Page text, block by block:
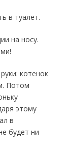
в туалет.
на носу.
котенок
Потом
этому
в
будет ни